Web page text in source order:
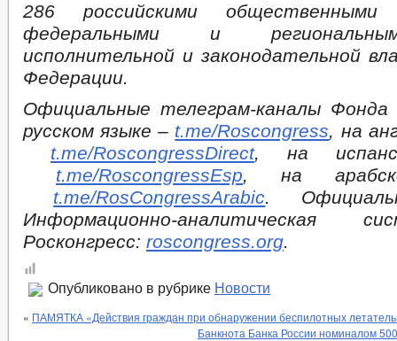
286 российскими общественными
федеральными и
исполнительной и законодательной
Федерации.
Официальные телеграм-каналы Фонда
русском языке – t.me/Roscongress, на
t.me/RoscongressDirect, на
t.me/RoscongressEsp, на
t.me/RosCongressArabic.
Информационно-аналитическая
Росконгресс: roscongress.org.
Опубликовано в рубрике Новости
« ПАМЯТКА «Действия граждан при обнаружении беспилотных
Банкнота Банка России номиналом